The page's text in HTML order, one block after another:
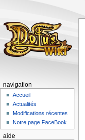
navigation
Accueil
Actualités
Modifications récentes
Notre page FaceBook
aide